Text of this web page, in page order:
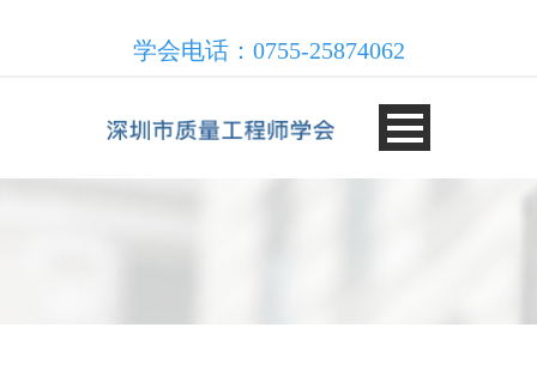
学会电话：0755-25874062